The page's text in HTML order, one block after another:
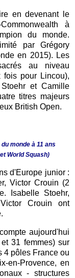
en devenant le
à
du monde.
par Grégory
en 2015). Les
au niveau
fois pour Lincou),
et Camille
titres majeurs
British Open.
monde à 11 ans
World Squash)
d'Europe junior :
Victor Crouin (2
Isabelle Stoehr,
Crouin ont
aujourd'hui
et 31 femmes) sur
4 pôles France ou
en-Provence, en
- structures